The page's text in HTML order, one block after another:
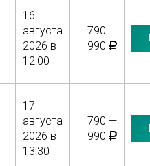
16
августа
2026 в
12:00
790 —
990
17
августа
2026 в
13:30
790 —
990